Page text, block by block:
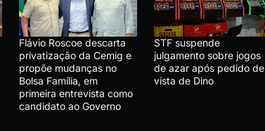
Flávio Roscoe descarta
privatização da Cemig e
propõe mudanças no
Bolsa Família, em
primeira entrevista como
candidato ao Governo
STF suspende
julgamento sobre jogos
de azar após pedido de
vista de Dino